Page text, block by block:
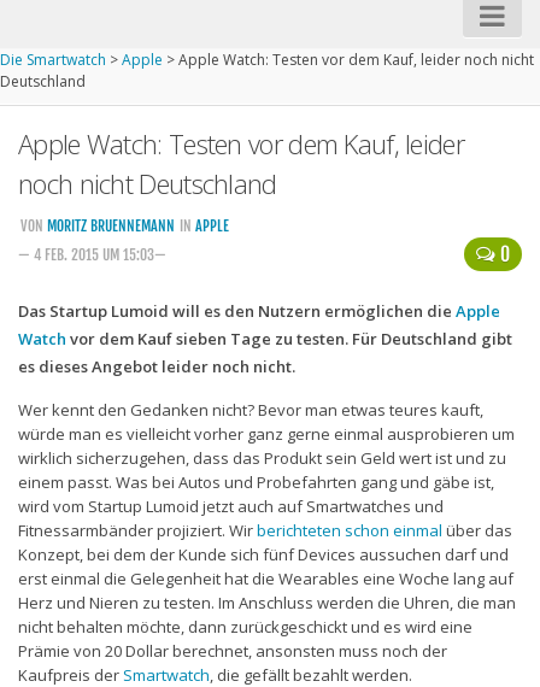
Startseite
Kommende Smartwatches
Handytarife
Smartphonetarife
Datentarife
o2
Smartphonetarife
Prepaid-Tarife
Datentarife
Flatrate-Prepaidtarife
Mobilfunk-Vergleichsrechner
Mobilfunk-Tarifrechner
Die Smartwatch >Apple >Apple Watch: Testen vor dem Kauf, leider noch nicht
Deutschland
Apple Watch: Testen vor dem Kauf, leider
noch nicht Deutschland
0
VON MORITZ BRUENNEMANN IN APPLE
— 4 FEB. 2015 UM 15:03—
Das Startup Lumoid will es den Nutzern ermöglichen die Apple
Watch vor dem Kauf sieben Tage zu testen. Für Deutschland gibt
es dieses Angebot leider noch nicht.
Wer kennt den Gedanken nicht? Bevor man etwas teures kauft,
würde man es vielleicht vorher ganz gerne einmal ausprobieren um
wirklich sicherzugehen, dass das Produkt sein Geld wert ist und zu
einem passt. Was bei Autos und Probefahrten gang und gäbe ist,
wird vom Startup Lumoid jetzt auch auf Smartwatches und
Fitnessarmbänder projiziert. Wirberichteten schon einmal über das
Konzept, bei dem der Kunde sich fünf Devices aussuchen darf und
erst einmal die Gelegenheit hat die Wearables eine Woche lang auf
Herz und Nieren zu testen. Im Anschluss werden die Uhren, die man
nicht behalten möchte, dann zurückgeschickt und es wird eine
Prämie von 20 Dollar berechnet, ansonsten muss noch der
Kaufpreis der Smartwatch, die gefällt bezahlt werden.